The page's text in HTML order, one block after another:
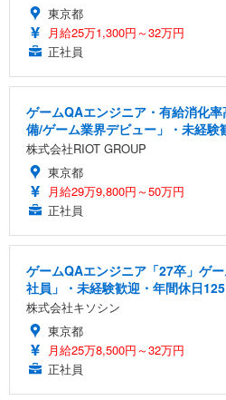
東京都
月給25万1,300円～32万円
正社員
ゲームQAエンジニア・有給消化
備/ゲーム業界デビュー」・未経験
株式会社RIOT GROUP
東京都
月給29万9,800円～50万円
正社員
ゲームQAエンジニア「27卒」ゲ
社員」・未経験歓迎・年間休日
株式会社キソシン
東京都
月給25万8,500円～32万円
正社員